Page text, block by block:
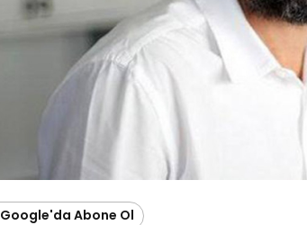
Google'da Abone Ol